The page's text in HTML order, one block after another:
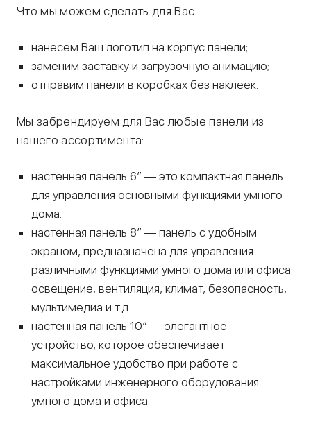
Что мы можем сделать для Вас:
нанесем Ваш логотип на корпус панели;
заменим заставку и загрузочную анимацию;
отправим панели в коробках без наклеек.
Мы забрендируем для Вас любые панели из
нашего ассортимента:
настенная панель 6” — это компактная панель
для управления основными функциями умного
дома.
настенная панель 8” — панель с удобным
экраном, предназначена для управления
различными функциями умного дома или офиса:
освещение, вентиляция, климат, безопасность,
мультимедиа и т.д.
настенная панель 10” — элегантное
устройство, которое обеспечивает
максимальное удобство при работе с
настройками инженерного оборудования
умного дома и офиса.